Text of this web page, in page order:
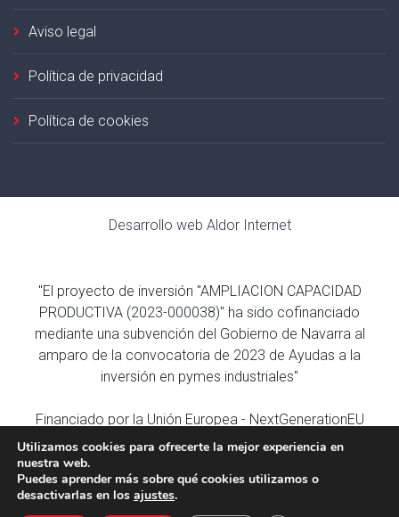
Aviso legal
Política de privacidad
Política de cookies
Desarrollo web Aldor Internet
Utilizamos cookies para ofrecerte la mejor experiencia en
nuestra web.
Puedes aprender más sobre qué cookies utilizamos o
desactivarlas en los ajustes.
"El proyecto de inversión "AMPLIACION CAPACIDAD
PRODUCTIVA (2023-000038)" ha sido cofinanciado
mediante una subvención del Gobierno de Navarra al
amparo de la convocatoria de 2023 de Ayudas a la
inversión en pymes industriales"
Financiado por la Unión Europea - NextGenerationEU